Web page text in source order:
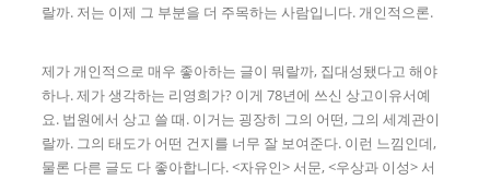
랄까. 저는 이제 그 부분을 더 주목하는 사람입니다. 개인적으론.
제가 개인적으로 매우 좋아하는 글이 뭐랄까, 집대성됐다고 해야
하나. 제가 생각하는 리영희가? 이게 78년에 쓰신 상고이유서예
요. 법원에서 상고 쓸 때. 이거는 굉장히 그의 어떤, 그의 세계관이
랄까. 그의 태도가 어떤 건지를 너무 잘 보여준다. 이런 느낌인데,
물론 다른 글도 다 좋아합니다. <자유인> 서문, <우상과 이성> 서